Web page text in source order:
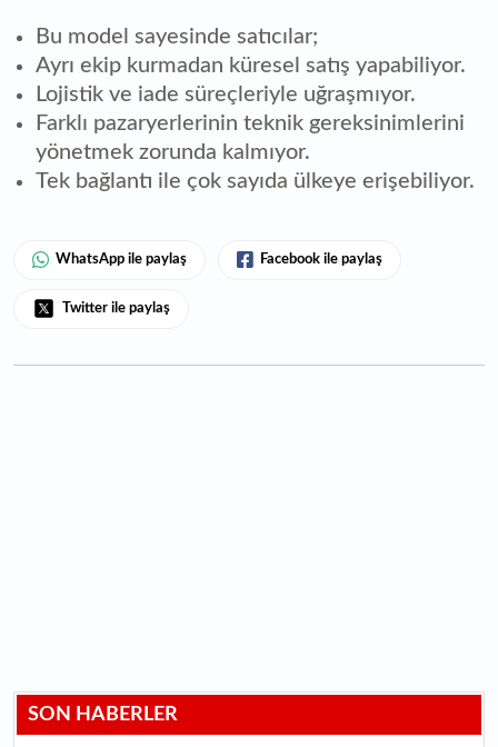
Bu model sayesinde satıcılar;
Ayrı ekip kurmadan küresel satış yapabiliyor.
Lojistik ve iade süreçleriyle uğraşmıyor.
Farklı pazaryerlerinin teknik gereksinimlerini
yönetmek zorunda kalmıyor.
Tek bağlantı ile çok sayıda ülkeye erişebiliyor.
WhatsApp ile paylaş Facebook ile paylaş
Twitter ile paylaş
SON HABERLER